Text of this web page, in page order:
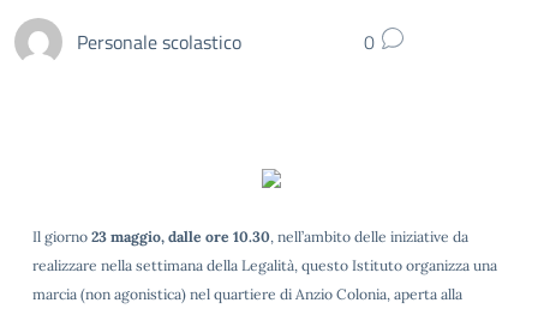
Personale scolastico 0
Il giorno 23 maggio, dalle ore 10.30, nell’ambito delle iniziative da
realizzare nella settimana della Legalità, questo Istituto organizza una
marcia (non agonistica) nel quartiere di Anzio Colonia, aperta alla